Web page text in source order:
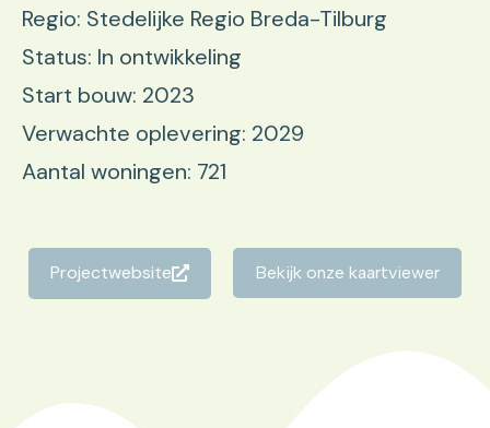
Regio: Stedelijke Regio Breda-Tilburg
Status: In ontwikkeling
Start bouw: 2023
Verwachte oplevering: 2029
Aantal woningen: 721
Projectwebsite Bekijk onze kaartviewer